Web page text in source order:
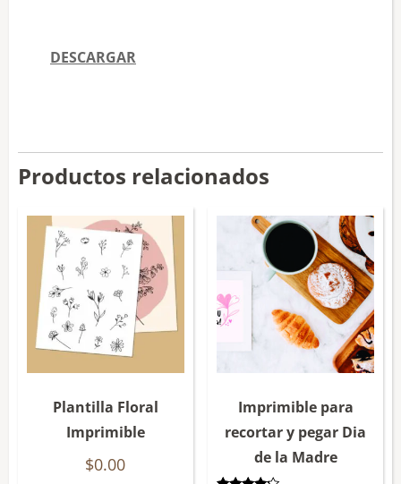
DESCARGAR
Productos relacionados
Plantilla Floral
Imprimible
$0.00
Imprimible para
recortar y pegar Dia
de la Madre